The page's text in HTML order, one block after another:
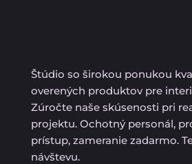
Štúdio so širokou ponukou
overených produktov pre
Zúročte naše skúsenosti pri
projektu. Ochotný personál,
prístup, zameranie zadarmo.
návštevu.